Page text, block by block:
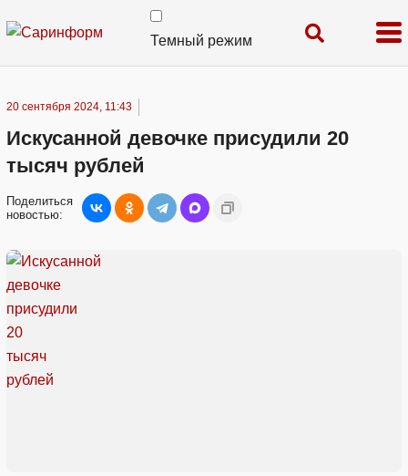
Темный режим
20 сентября 2024, 11:43
Искусанной девочке присудили 20
тысяч рублей
Поделиться
новостью: